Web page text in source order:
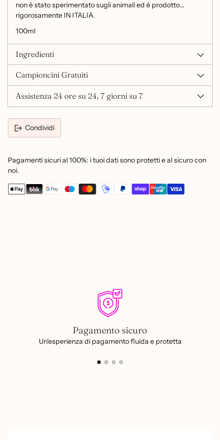
non è stato sperimentato sugli animali ed è prodotto
rigorosamente IN ITALIA.
100ml
Ingredienti
Campioncini Gratuiti
Assistenza 24 ore su 24, 7 giorni su 7
Condividi
Pagamenti sicuri al 100%: i tuoi dati sono protetti e al sicuro con
noi.
Pagamento sicuro
Un'esperienza di pagamento fluida e protetta